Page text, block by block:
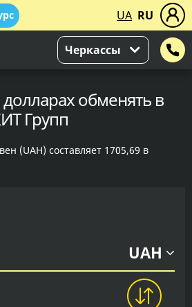
UA RU
Черкассы
долларах обменять в
Групп
(UAH) составляет 1705,69 в
UAH